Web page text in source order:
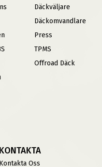
Däckväljare
Däckomvandlare
Press
TPMS
Offroad Däck
KONTAKTA
Kontakta Oss